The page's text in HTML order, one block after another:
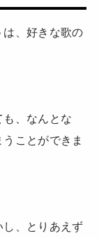
は、好きな歌の
、なんとな
ことができま
、とりあえず